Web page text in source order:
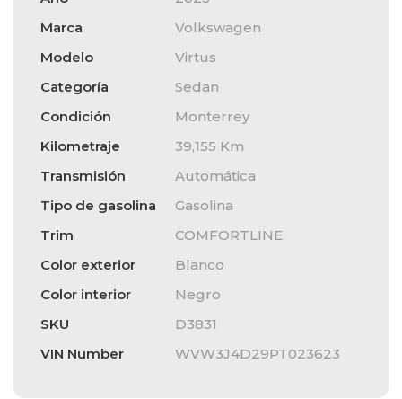
Marca
Volkswagen
Modelo
Virtus
Categoría
Sedan
Condición
Monterrey
Kilometraje
39,155 Km
Transmisión
Automática
Tipo de gasolina
Gasolina
Trim
COMFORTLINE
Color exterior
Blanco
Color interior
Negro
SKU
D3831
VIN Number
WVW3J4D29PT023623